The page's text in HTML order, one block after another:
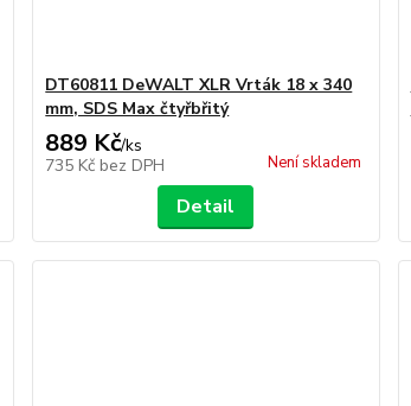
DT60811 DeWALT XLR Vrták 18 x 340
mm, SDS Max čtyřbřitý
889 Kč/ks
735 Kč bez DPH Není skladem
Detail